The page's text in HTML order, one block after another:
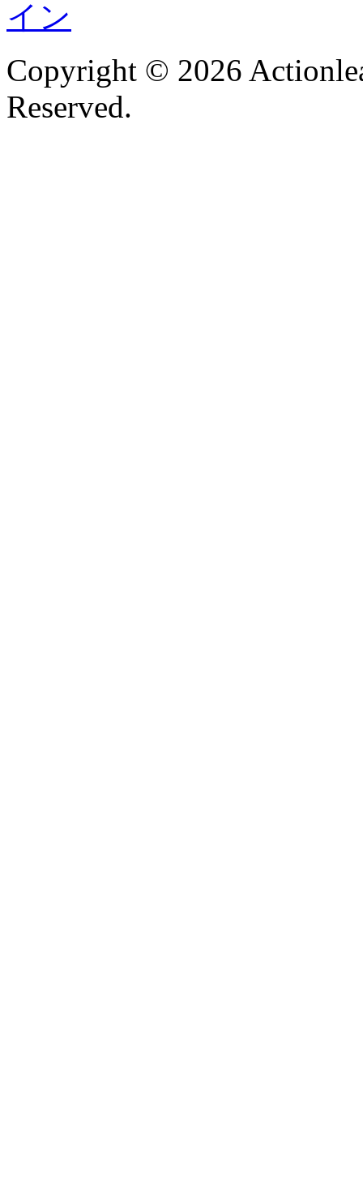
Copyright © 2026
Reserved.